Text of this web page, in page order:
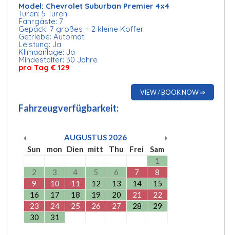
Model: Chevrolet Suburban Premier 4x4
Türen: 5 Türen
Fahrgäste: 7
Gepäck: 7 großes + 2 kleine Koffer
Getriebe: Automat
Leistung: Ja
Klimaanlage: Ja
Mindestalter: 30 Jahre
pro Tag € 129
VIEW / BOOK NOW ⇒
Fahrzeugverfügbarkeit:
AUGUSTUS 2026
Sun
mon Dien mitt Thu Frei
Sam
1
2
3 4 5 6 7
8
9
10 11 12 13 14
15
16
17 18 19 20 21
22
23
24 25 26 27 28
29
30
31